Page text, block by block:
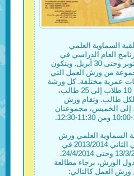
السماوية العلمي
العام الدراسي في
الفترة من 1 أكتوبر وحتى 30 أبريل. ويتكون
من ورش العمل التي
عمرية مختلفة. كل ورشة
عمل تتكون من 10 طلاب إلى 25 طالب،
جنيه لكل طالب. وتقام ورش
إلى الخميس، مجموعتان
السماوية العلمي ورش
الفصل الدراسي الثاني 2013/2014 في
الفترة من 13/3/2014 وحتى 24/4/2014.
الورش، برجاء مطالعة
ورش العمل كالتالي: